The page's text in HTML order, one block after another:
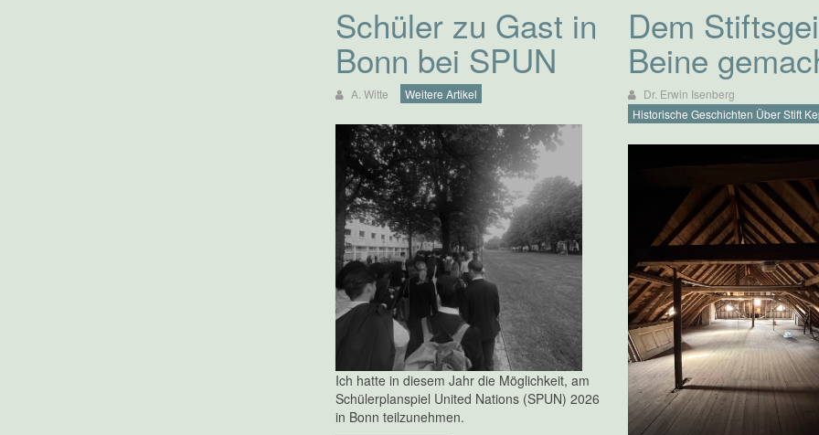
Schüler zu Gast in
Bonn bei SPUN
A. Witte Weitere Artikel
Ich hatte in diesem Jahr die Möglichkeit, am
Schülerplanspiel United Nations (SPUN) 2026
in Bonn teilzunehmen.
Dem
Beine
Dr. Erwin Isenberg
Historische Geschichten Über Stift